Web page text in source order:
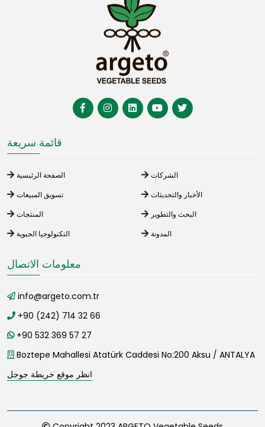
قائمة سريعة
الصفحة الرئيسية
الشركات
تسويق المبيعات
الأخبار والتحديثات
المنتجات
البحث والتطوير
التكنولوجيا الحيوية
المدونة
معلومات الاتصال
info@argeto.com.tr
+90 (242) 714 32 66
+90 532 369 57 27
Boztepe Mahallesi Atatürk Caddesi No:200 Aksu / ANTALYA
انظر موقع خريطة جوجل